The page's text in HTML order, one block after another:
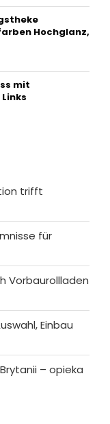
Hochglanz,
mit
trifft
für
Vorbaurollladen
Einbau
– opieka